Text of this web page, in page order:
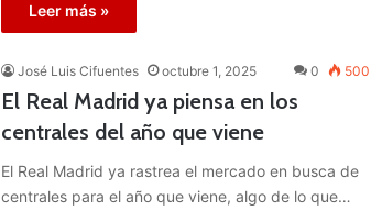
Leer más »
José Luis Cifuentes octubre 1, 2025 0 500
El Real Madrid ya piensa en los
centrales del año que viene
El Real Madrid ya rastrea el mercado en busca de
centrales para el año que viene, algo de lo que…